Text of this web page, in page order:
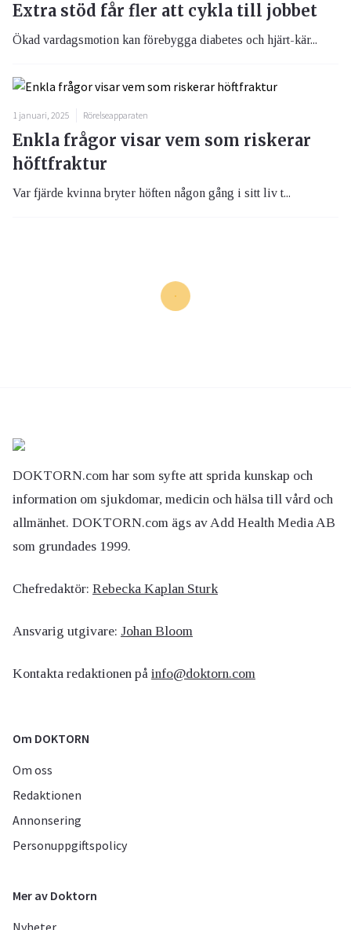
Extra stöd får fler att cykla till jobbet
Ökad vardagsmotion kan förebygga diabetes och hjärt-kär...
1 januari, 2025 Rörelseapparaten
Enkla frågor visar vem som riskerar
höftfraktur
Var fjärde kvinna bryter höften någon gång i sitt liv t...
DOKTORN.com har som syfte att sprida kunskap och
information om sjukdomar, medicin och hälsa till vård och
allmänhet. DOKTORN.com ägs av Add Health Media AB
som grundades 1999.
Chefredaktör: Rebecka Kaplan Sturk
Ansvarig utgivare: Johan Bloom
Kontakta redaktionen på info@doktorn.com
Om DOKTORN
Om oss
Redaktionen
Annonsering
Personuppgiftspolicy
Mer av Doktorn
Nyheter